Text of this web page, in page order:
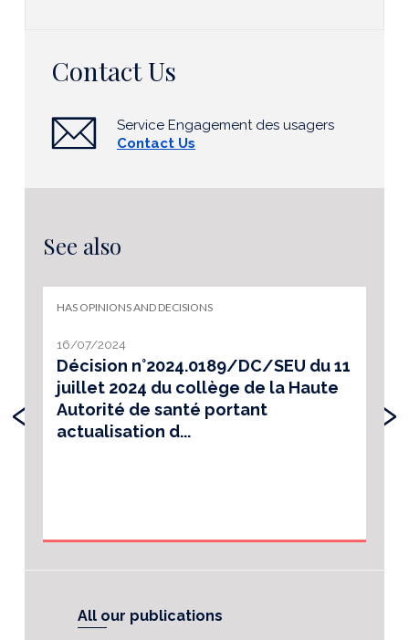
Contact Us
Service Engagement des usagers
Contact Us
See also
HAS OPINIONS AND DECISIONS
16/07/2024
Décision n°2024.0189/DC/SEU du 11
juillet 2024 du collège de la Haute
Autorité de santé portant
actualisation d...
‹ ›
All our publications